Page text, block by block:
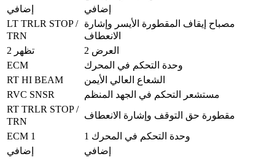
إضافي
إضافي
LT TRLR STOP /
TRN
مصباح إيقاف المقطورة الأيسر وإشارة
الانعطاف
تظهر 2
العرض 2
ECM
وحدة التحكم في المحرك
RT HI BEAM
الشعاع العالي الأيمن
RVC SNSR
مستشعر التحكم في الجهد المنظم
RT TRLR STOP /
TRN
مقطورة حق التوقف وإشارة الانعطاف
ECM 1
وحدة التحكم في المحرك 1
إضافي
إضافي